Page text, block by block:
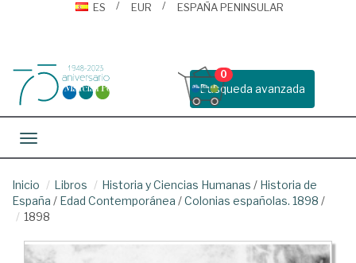
ES
EUR ESPAÑA PENINSULAR
Busqueda avanzada
0
Toggle navigation
Inicio Libros Historia y Ciencias Humanas / Historia de
España / Edad Contemporánea /Colonias españolas. 1898 /
1898